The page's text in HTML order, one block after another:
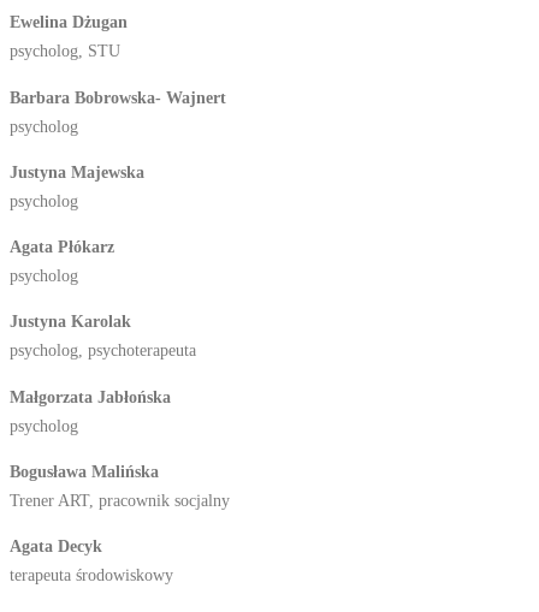
Ewelina Dżugan
psycholog, STU
Barbara Bobrowska- Wajnert
psycholog
Justyna Majewska
psycholog
Agata Płókarz
psycholog
Justyna Karolak
psycholog, psychoterapeuta
Małgorzata Jabłońska
psycholog
Bogusława Malińska
Trener ART, pracownik socjalny
Agata Decyk
terapeuta środowiskowy